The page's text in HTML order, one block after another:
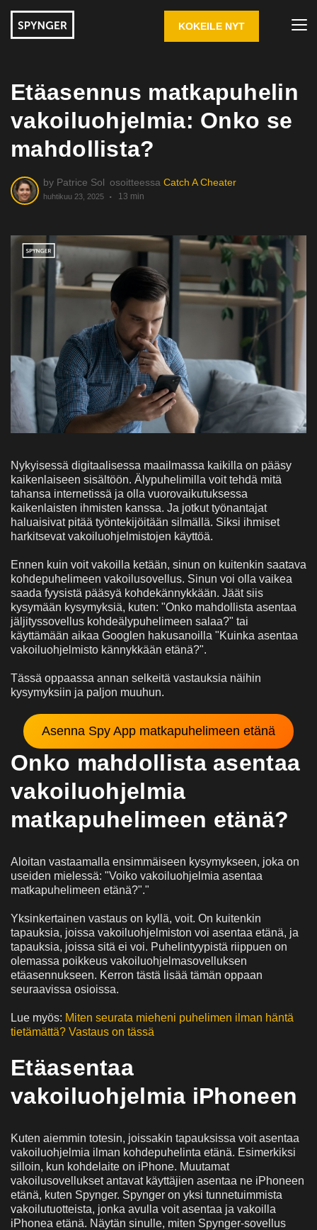
KOKEILE NYT
Etäasennus matkapuhelin
vakoiluohjelmia: Onko se
mahdollista?
by Patrice Sol osoitteessa Catch A Cheater
huhtikuu 23, 2025 13 min
Nykyisessä digitaalisessa maailmassa kaikilla on pääsy
kaikenlaiseen sisältöön. Älypuhelimilla voit tehdä mitä
tahansa internetissä ja olla vuorovaikutuksessa
kaikenlaisten ihmisten kanssa. Ja jotkut työnantajat
haluaisivat pitää työntekijöitään silmällä. Siksi ihmiset
harkitsevat vakoiluohjelmistojen käyttöä.
Ennen kuin voit vakoilla ketään, sinun on kuitenkin saatava
kohdepuhelimeen vakoilusovellus. Sinun voi olla vaikea
saada fyysistä pääsyä kohdekännykkään. Jäät siis
kysymään kysymyksiä, kuten: "Onko mahdollista asentaa
jäljityssovellus kohdeälypuhelimeen salaa?" tai
käyttämään aikaa Googlen hakusanoilla "Kuinka asentaa
vakoiluohjelmisto kännykkään etänä?".
Tässä oppaassa annan selkeitä vastauksia näihin
kysymyksiin ja paljon muuhun.
Asenna Spy App matkapuhelimeen etänä
Onko mahdollista asentaa
vakoiluohjelmia
matkapuhelimeen etänä?
Aloitan vastaamalla ensimmäiseen kysymykseen, joka on
useiden mielessä: "Voiko vakoiluohjelmia asentaa
matkapuhelimeen etänä?"."
Yksinkertainen vastaus on kyllä, voit. On kuitenkin
tapauksia, joissa vakoiluohjelmiston voi asentaa etänä, ja
tapauksia, joissa sitä ei voi. Puhelintyypistä riippuen on
olemassa poikkeus vakoiluohjelmasovelluksen
etäasennukseen. Kerron tästä lisää tämän oppaan
seuraavissa osioissa.
Lue myös: Miten seurata mieheni puhelimen ilman häntä
tietämättä? Vastaus on tässä
Etäasentaa
vakoiluohjelmia iPhoneen
Kuten aiemmin totesin, joissakin tapauksissa voit asentaa
vakoiluohjelmia ilman kohdepuhelinta etänä. Esimerkiksi
silloin, kun kohdelaite on iPhone. Muutamat
vakoilusovellukset antavat käyttäjien asentaa ne iPhoneen
etänä, kuten Spynger. Spynger on yksi tunnetuimmista
vakoilutuotteista, jonka avulla voit asentaa ja vakoilla
iPhonea etänä. Näytän sinulle, miten Spynger-sovellus